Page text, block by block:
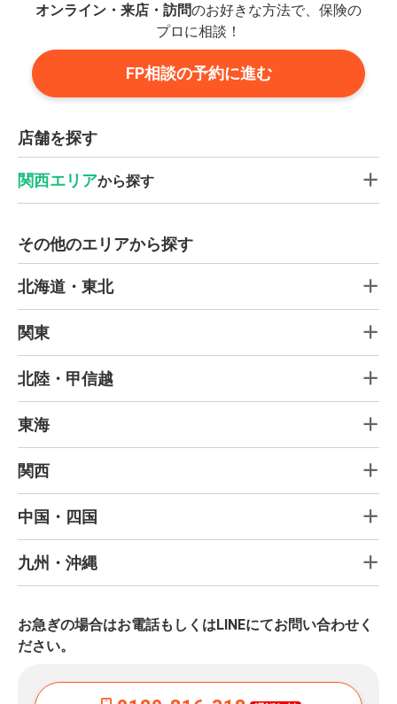
オンライン・来店・訪問のお好きな方法で、保険の
プロに相談！
FP相談の予約に進む
店舗を探す
関西エリアから探す
その他のエリアから探す
北海道・東北
関東
北陸・甲信越
東海
関西
中国・四国
九州・沖縄
お急ぎの場合はお電話もしくはLINEにてお問い合わせく
ださい。